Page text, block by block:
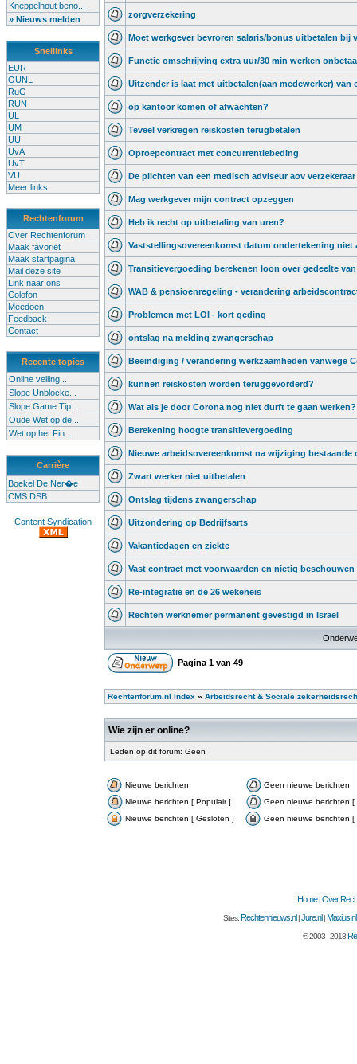
Kneppelhout beno...
» Nieuws melden
Snellinks
EUR
OUNL
RuG
RUN
UL
UM
UU
UvA
UvT
VU
Meer links
Rechtenforum
Over Rechtenforum
Maak favoriet
Maak startpagina
Mail deze site
Link naar ons
Colofon
Meedoen
Feedback
Contact
Recente topics
Online veiling...
Slope Unblocke...
Slope Game Tip...
Oude Wet op de...
Wet op het Fin...
Carrière
Boekel De Ner�e
CMS DSB
Content Syndication
zorgverzekering
Moet werkgever bevroren salaris/bonus uitbetalen bij
Functie omschrijving extra uur/30 min werken
Uitzender is laat met uitbetalen(aan medewerker) van
op kantoor komen of afwachten?
Teveel verkregen reiskosten terugbetalen
Oproepcontract met concurrentiebeding
De plichten van een medisch adviseur aov verzekeraar
Mag werkgever mijn contract opzeggen
Heb ik recht op uitbetaling van uren?
Vaststellingsovereenkomst datum ondertekening niet
Transitievergoeding berekenen loon over gedeelte
WAB & pensioenregeling - verandering
Problemen met LOI - kort geding
ontslag na melding zwangerschap
Beeindiging / verandering werkzaamheden vanwege
kunnen reiskosten worden teruggevorderd?
Wat als je door Corona nog niet durft te gaan werken?
Berekening hoogte transitievergoeding
Nieuwe arbeidsovereenkomst na wijziging bestaande
Zwart werker niet uitbetalen
Ontslag tijdens zwangerschap
Uitzondering op Bedrijfsarts
Vakantiedagen en ziekte
Vast contract met voorwaarden en nietig beschouwen
Re-integratie en de 26 wekeneis
Rechten werknemer permanent gevestigd in Israel
Pagina 1 van 49
Rechtenforum.nl Index » Arbeidsrecht & Sociale
Wie zijn er online?
Leden op dit forum: Geen
Nieuwe berichten
Geen nieuwe berichten
Nieuwe berichten [ Populair ]
Geen nieuwe berichten [
Nieuwe berichten [ Gesloten ]
Geen nieuwe berichten [
Home|Over
Sites:Rechtennieuws.nl |Jure.nl |Maxius.nl
© 2003 - 2018